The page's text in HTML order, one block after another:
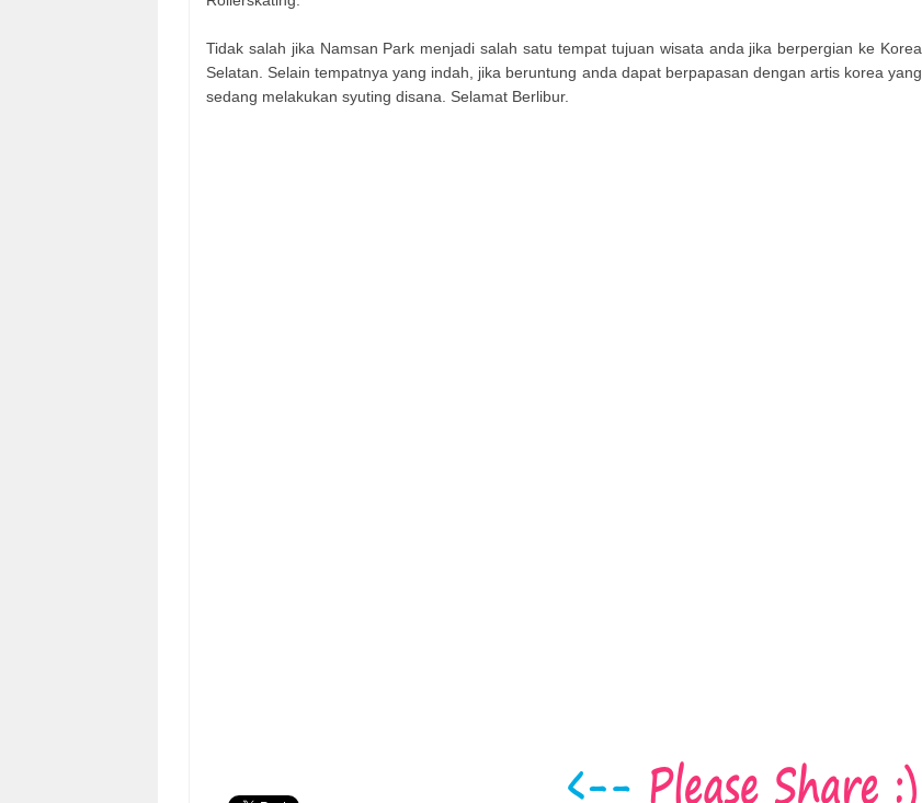
Tidak salah jika Namsan Park menjadi salah satu tempat tujuan wisata anda jika berpergian ke Korea
Selatan. Selain tempatnya yang indah, jika beruntung anda dapat berpapasan dengan artis korea yang
sedang melakukan syuting disana. Selamat Berlibur.